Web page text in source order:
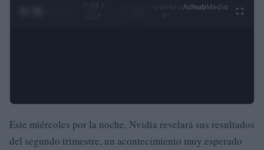
0:29 /
4:27
Ad hubMedia
Este miércoles por la noche, Nvidia revelará sus resultados
del segundo trimestre, un acontecimiento muy esperado